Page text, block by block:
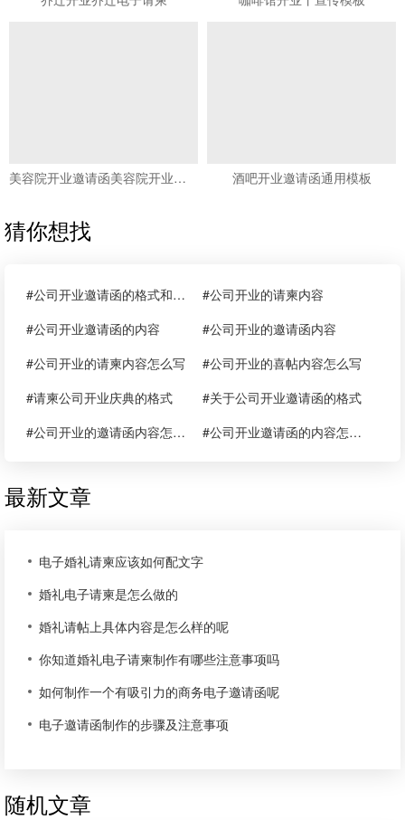
美容院开业邀请函美容院开业宣传邀请函 酒吧开业邀请函通用模板
猜你想找
#公司开业邀请函的格式和内容
#公司开业的请柬内容
#公司开业邀请函的内容
#公司开业的邀请函内容
#公司开业的请柬内容怎么写
#公司开业的喜帖内容怎么写
#请柬公司开业庆典的格式
#关于公司开业邀请函的格式
#公司开业的邀请函内容怎么写
#公司开业邀请函的内容怎么写
最新文章
电子婚礼请柬应该如何配文字
婚礼电子请柬是怎么做的
婚礼请帖上具体内容是怎么样的呢
你知道婚礼电子请柬制作有哪些注意事项吗
如何制作一个有吸引力的商务电子邀请函呢
电子邀请函制作的步骤及注意事项
随机文章